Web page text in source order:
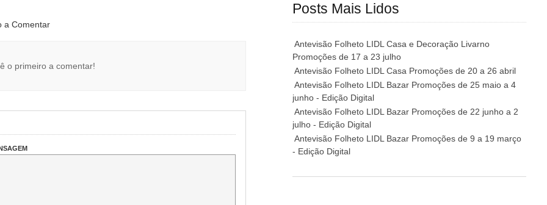
a Comentar
o primeiro a comentar!
Posts Mais Lidos
Antevisão Folheto LIDL Casa e Decoração Livarno
Promoções de 17 a 23 julho
Antevisão Folheto LIDL Casa Promoções de 20 a 26 abril
Antevisão Folheto LIDL Bazar Promoções de 25 maio a 4
junho - Edição Digital
Antevisão Folheto LIDL Bazar Promoções de 22 junho a 2
julho - Edição Digital
Antevisão Folheto LIDL Bazar Promoções de 9 a 19 março
- Edição Digital